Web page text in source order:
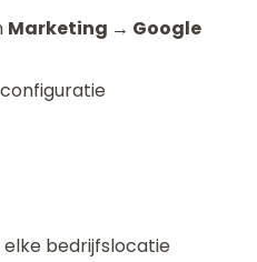
Marketing → Google
bedrijfslocatie